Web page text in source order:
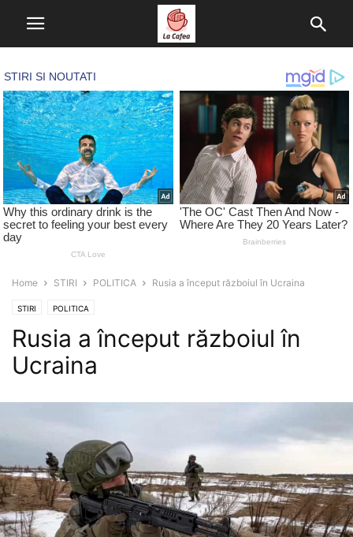
Home STIRI POLITICA Rusia a început războiul în Ucraina
STIRI POLITICA
Rusia a început războiul în
Ucraina